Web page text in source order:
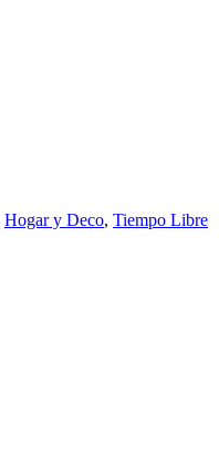
Hogar y Deco, Tiempo Libre